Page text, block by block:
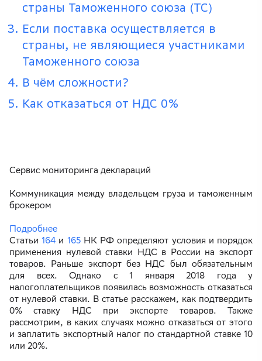
страны Таможенного союза (ТС)
Если поставка осуществляется в
страны, не являющиеся участниками
Таможенного союза
В чём сложности?
Как отказаться от НДС 0%
Сервис мониторинга деклараций
Коммуникация между владельцем груза и таможенным
брокером
Подробнее
Статьи 164 и 165НК РФ определяют условия и порядок
применения нулевой ставки НДС в России на экспорт
товаров. Раньше экспорт без НДС был обязательным
для всех. Однако с 1 января 2018 года у
налогоплательщиков появилась возможность отказаться
от нулевой ставки. В статье расскажем, как подтвердить
0% ставку НДС при экспорте товаров. Также
рассмотрим, в каких случаях можно отказаться от этого
и заплатить экспортный налог по стандартной ставке 10
или 20%.